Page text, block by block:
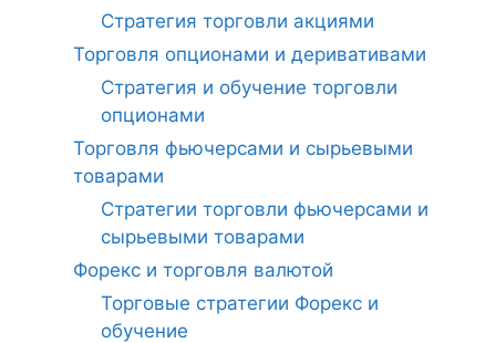
Стратегия торговли акциями
Торговля опционами и деривативами
Стратегия и обучение торговли
опционами
Торговля фьючерсами и сырьевыми
товарами
Стратегии торговли фьючерсами и
сырьевыми товарами
Форекс и торговля валютой
Торговые стратегии Форекс и
обучение